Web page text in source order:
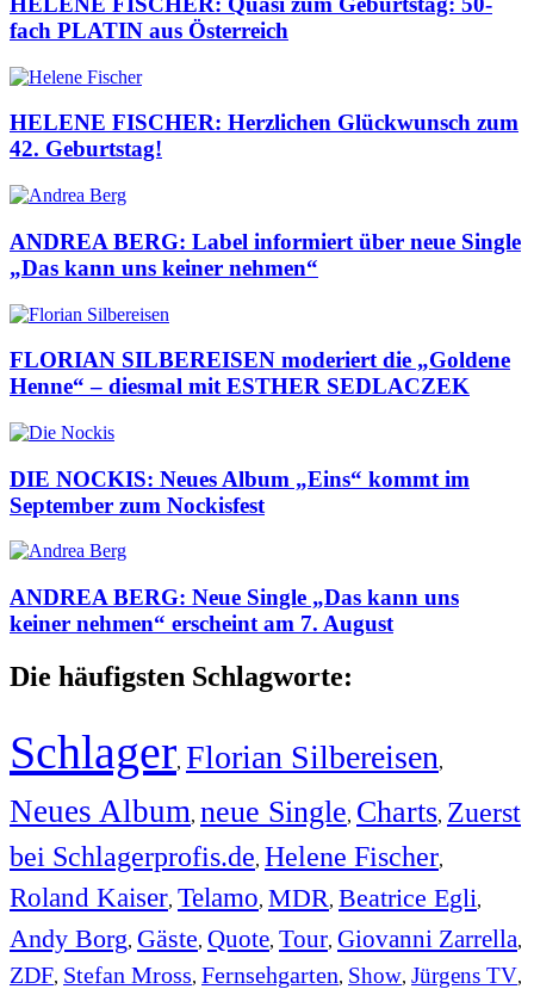
fach PLATIN aus Österreich
HELENE FISCHER: Herzlichen Glückwunsch zum
42. Geburtstag!
ANDREA BERG: Label informiert über neue Single
„Das kann uns keiner nehmen“
FLORIAN SILBEREISEN moderiert die „Goldene
Henne“ – diesmal mit ESTHER SEDLACZEK
DIE NOCKIS: Neues Album „Eins“ kommt im
September zum Nockisfest
ANDREA BERG: Neue Single „Das kann uns
keiner nehmen“ erscheint am 7. August
Die häufigsten Schlagworte:
Schlager, Florian Silbereisen,
Neues Album, neue Single, Charts, Zuerst
bei Schlagerprofis.de, Helene Fischer,
Roland Kaiser, Telamo, MDR, Beatrice Egli,
Andy Borg, Gäste, Quote, Tour, Giovanni Zarrella,
ZDF, Stefan Mross, Fernsehgarten, Show, Jürgens TV,